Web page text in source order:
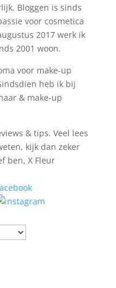
Bloggen is sinds
voor cosmetica
2017 werk ik
2001 woon.
voor make-up
heb ik bij
& make-up
& tips. Veel lees
kijk dan zeker
ben, X Fleur